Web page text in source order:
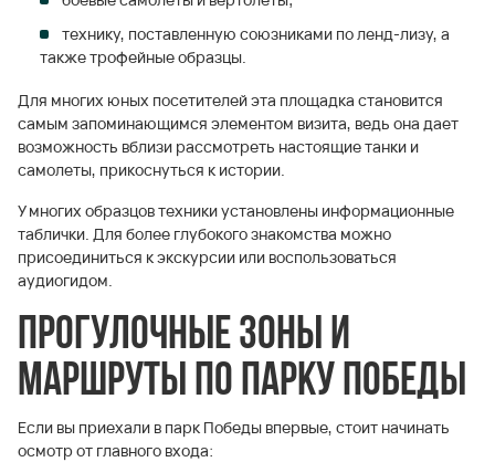
технику, поставленную союзниками по ленд-лизу, а
также трофейные образцы.
Для многих юных посетителей эта площадка становится
самым запоминающимся элементом визита, ведь она дает
возможность вблизи рассмотреть настоящие танки и
самолеты, прикоснуться к истории.
У многих образцов техники установлены информационные
таблички. Для более глубокого знакомства можно
присоединиться к экскурсии или воспользоваться
аудиогидом.
Прогулочные зоны и
маршруты по парку Победы
Если вы приехали в парк Победы впервые, стоит начинать
осмотр от главного входа: